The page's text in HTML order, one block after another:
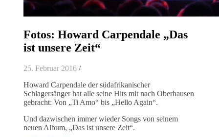
Fotos: Howard Carpendale „Das
ist unsere Zeit“
25. Februar 2016 /
Howard Carpendale der südafrikanischer
Schlagersänger hat alle seine Hits mit nach Oberhausen
gebracht: Von „Ti Amo“ bis „Hello Again“.
Und dazwischen immer wieder Songs von seinem
neuen Album, „Das ist unsere Zeit“.